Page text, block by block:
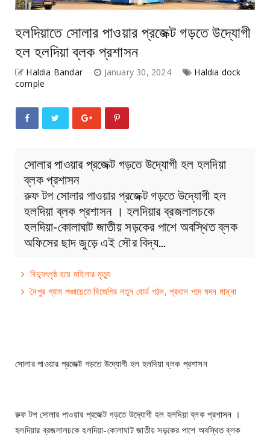
হলদিয়াতে সোলার পাওয়ার প্রজেক্ট গড়তে উদ্যোগী
হল হলদিয়া‌ ব্লক প্রশাসন
Haldia Bandar January 30, 2024
Haldia dock
comple
সোলার পাওয়ার প্রজেক্ট গড়তে উদ্যোগী হল হলদিয়া‌
ব্লক প্রশাসন
রুফ টপ সোলার পাওয়ার প্রজেক্ট গড়তে উদ্যোগী হল
হলদিয়া‌ ব্লক প্রশাসন । হলদিয়ার ব্রজলালচকে
হলদিয়া-কোলাঘাট জাতীয় সড়কের পাশে অবস্থিত ব্লক
অফিসের ছাদ জুড়ে এই সৌর বিদ্য…
বিদ্যুৎপৃষ্ঠ হয়ে মহিলার মৃত্যু
নৈপুর গ্রাম পঞ্চায়েতে বিজেপির নতুন বোর্ড গঠন, প্রধান পদে মদন মান্না
সোলার পাওয়ার প্রজেক্ট গড়তে উদ্যোগী হল হলদিয়া‌ ব্লক প্রশাসন
রুফ টপ সোলার পাওয়ার প্রজেক্ট গড়তে উদ্যোগী হল হলদিয়া‌ ব্লক প্রশাসন ।
হলদিয়ার ব্রজলালচকে হলদিয়া-কোলাঘাট জাতীয় সড়কের পাশে অবস্থিত ব্লক